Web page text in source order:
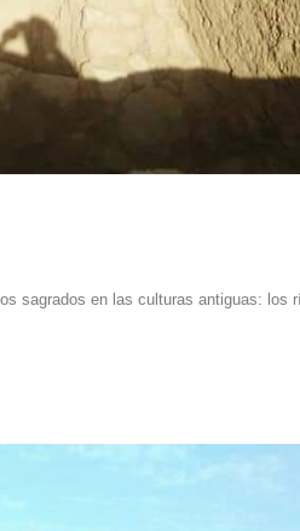
sagrados en las culturas antiguas: los